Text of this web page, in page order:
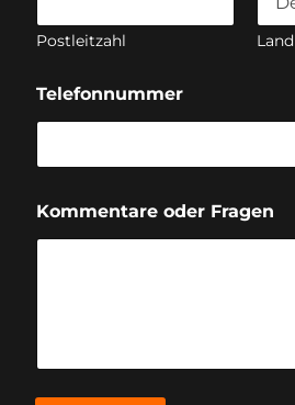
Postleitzahl Land
Telefonnummer
Kommentare oder Fragen